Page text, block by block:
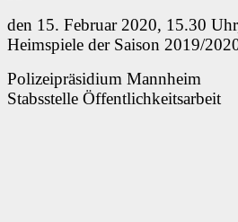
den 15. Februar 2020, 15.30
Heimspiele der Saison 2019/
Polizeipräsidium Mannheim
Stabsstelle Öffentlichkeitsarbeit